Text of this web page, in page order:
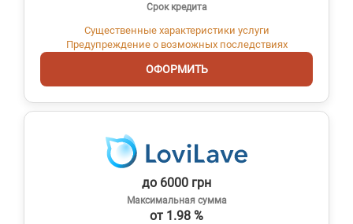
Срок кредита
Существенные характеристики услуги
Предупреждение о возможных последствиях
ОФОРМИТЬ
до 6000 грн
Максимальная сумма
от 1.98 %